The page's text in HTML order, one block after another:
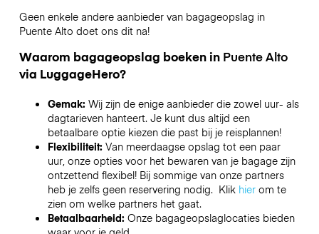
Geen enkele andere aanbieder van bagageopslag in
Puente Alto doet ons dit na!
Waarom bagageopslag boeken in Puente Alto
via LuggageHero?
Gemak: Wij zijn de enige aanbieder die zowel uur- als
dagtarieven hanteert. Je kunt dus altijd een
betaalbare optie kiezen die past bij je reisplannen!
Flexibiliteit: Van meerdaagse opslag tot een paar
uur, onze opties voor het bewaren van je bagage zijn
ontzettend flexibel! Bij sommige van onze partners
heb je zelfs geen reservering nodig. Klik hierom te
zien om welke partners het gaat.
Betaalbaarheid: Onze bagageopslaglocaties bieden